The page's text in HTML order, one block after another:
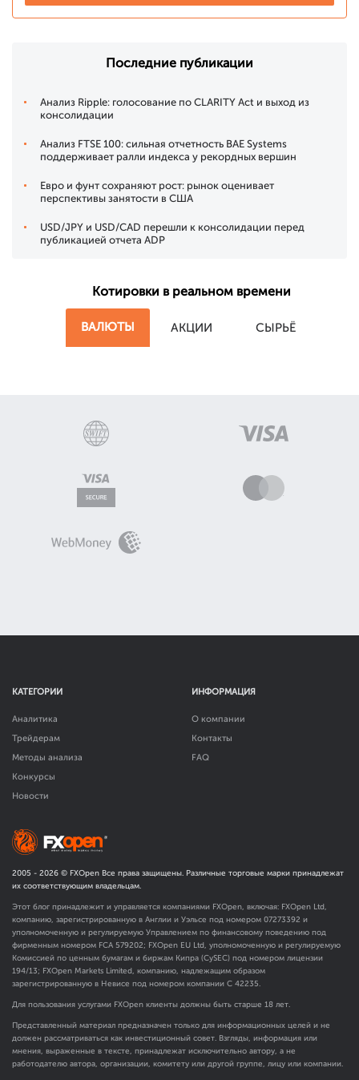
Последние публикации
Анализ Ripple: голосование по CLARITY Act и выход из
консолидации
Анализ FTSE 100: сильная отчетность BAE Systems
поддерживает ралли индекса у рекордных вершин
Евро и фунт сохраняют рост: рынок оценивает
перспективы занятости в США
USD/JPY и USD/CAD перешли к консолидации перед
публикацией отчета ADP
Котировки в реальном времени
ВАЛЮТЫ АКЦИИ СЫРЬЁ
КАТЕГОРИИ
Аналитика
Трейдерам
Методы анализа
Конкурсы
Новости
ИНФОРМАЦИЯ
О компании
Контакты
FAQ
2005 - 2026 © FXOpen Все права защищены. Различные торговые марки принадлежат
их соответствующим владельцам.
Этот блог принадлежит и управляется компаниями FXOpen, включая: FXOpen Ltd,
компанию, зарегистрированную в Англии и Уэльсе под номером 07273392 и
уполномоченную и регулируемую Управлением по финансовому поведению под
фирменным номером FCA 579202; FXOpen EU Ltd, уполномоченную и регулируемую
Комиссией по ценным бумагам и биржам Кипра (CySEC) под номером лицензии
194/13; FXOpen Markets Limited, компанию, надлежащим образом
зарегистрированную в Невисе под номером компании C 42235.
Для пользования услугами FXOpen клиенты должны быть старше 18 лет.
Представленный материал предназначен только для информационных целей и не
должен рассматриваться как инвестиционный совет. Взгляды, информация или
мнения, выраженные в тексте, принадлежат исключительно автору, а не
работодателю автора, организации, комитету или другой группе, лицу или компании.